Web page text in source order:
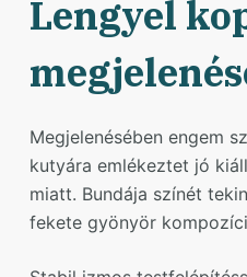
Lengyel
Megjelenésében engem
kutyára emlékeztet jó
miatt. Bundája színét
fekete gyönyör